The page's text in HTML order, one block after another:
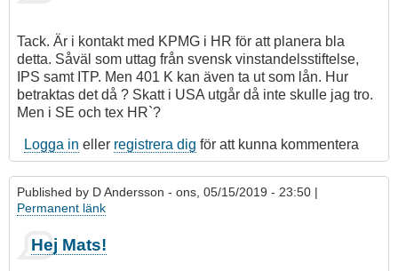
Tack. Är i kontakt med KPMG i HR för att planera bla
detta. Såväl som uttag från svensk vinstandelsstiftelse,
IPS samt ITP. Men 401 K kan även ta ut som lån. Hur
betraktas det då ? Skatt i USA utgår då inte skulle jag tro.
Men i SE och tex HR`?
Logga in eller registrera dig för att kunna kommentera
Published by D Andersson - ons, 05/15/2019 - 23:50 |
Permanent länk
Hej Mats!